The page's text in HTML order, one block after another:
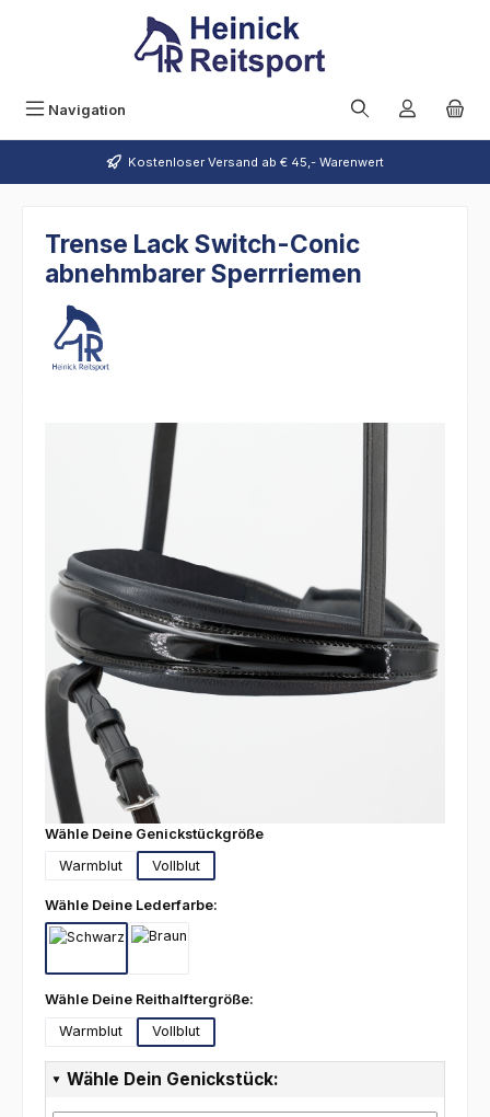
Zum Hauptinhalt springen
Navigation
Kostenloser Versand ab € 45,- Warenwert
Trense Lack Switch-Conic
abnehmbarer Sperrriemen
Wähle Deine Genickstückgrößeauswählen
Warmblut
Vollblut
Wähle Deine Lederfarbe:
Wähle Deine Reithalftergröße:
Warmblut
Vollblut
Wähle Dein Genickstück: